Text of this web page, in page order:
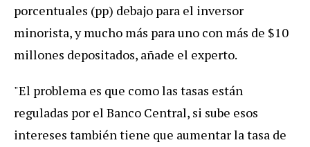
porcentuales (pp) debajo para el inversor
minorista, y mucho más para uno con más de $10
millones depositados, añade el experto.
"El problema es que como las tasas están
reguladas por el Banco Central, si sube esos
intereses también tiene que aumentar la tasa de